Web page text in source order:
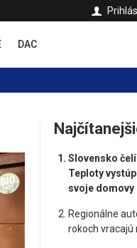
DAC
Slovensko
Teploty
svoje domovy
Regionálne
rokoch vracajú